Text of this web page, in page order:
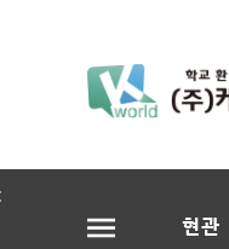
현관